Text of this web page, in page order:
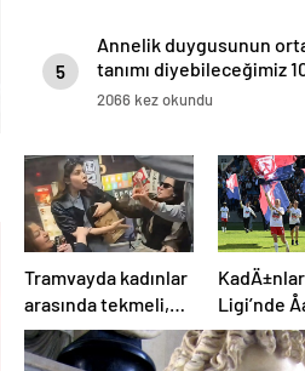
5
Annelik duygusunun
tanımı diyebileceğimiz
2066 kez okundu
Tramvayda kadınlar
arasında tekmeli,
küfürlü yer kavgası
Ligi’nde
olan ABB